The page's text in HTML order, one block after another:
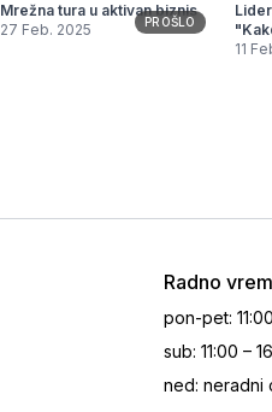
PROŠLO
Mrežna tura u aktivan biznis
27 Feb. 2025
11
Radno
pon-pet:
sub: 11:00 –
ned: neradni